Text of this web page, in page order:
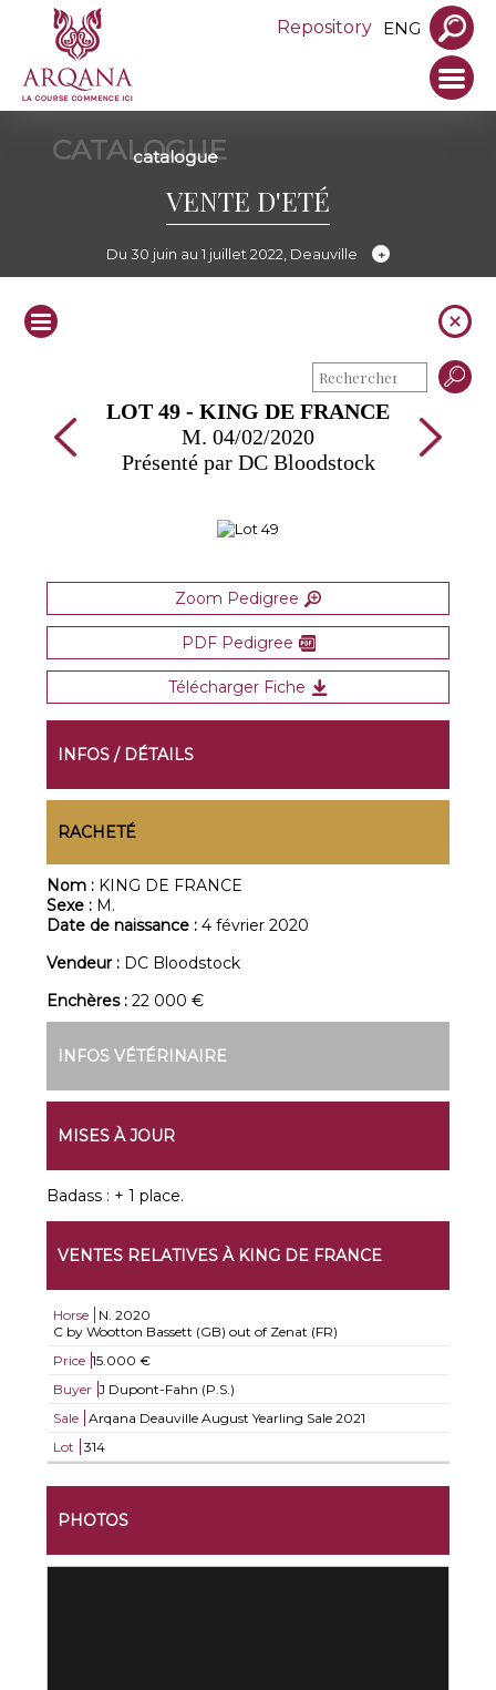
Repository ENG
CATALOGUE
catalogue
VENTE D'ETÉ
Du 30 juin au 1 juillet 2022, Deauville
LOT 49 - KING DE FRANCE
M. 04/02/2020
Présenté par DC Bloodstock
Zoom Pedigree
PDF Pedigree
Télécharger Fiche
INFOS / DÉTAILS
RACHETÉ
Nom : KING DE FRANCE
Sexe : M.
Date de naissance :4 février 2020
Vendeur : DC Bloodstock
Enchères :22 000 €
INFOS VÉTÉRINAIRE
MISES À JOUR
Badass : + 1 place.
VENTES RELATIVES À KING DE FRANCE
Horse N. 2020
C by Wootton Bassett (GB) out of Zenat (FR)
Price 15.000 €
Buyer J Dupont-Fahn (P.S.)
Sale
Arqana Deauville August Yearling Sale 2021
Lot
314
PHOTOS